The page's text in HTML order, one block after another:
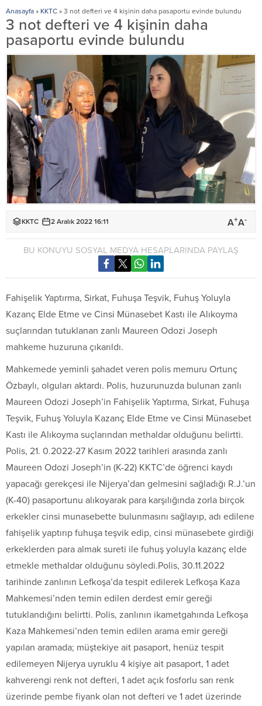
Anasayfa » KKTC » 3 not defteri ve 4 kişinin daha pasaportu evinde bulundu
3 not defteri ve 4 kişinin daha
pasaportu evinde bulundu
KKTC 2 Aralık 2022 16:11 A+A-
BU KONUYU SOSYAL MEDYA HESAPLARINDA PAYLAŞ
Fahişelik Yaptırma, Sirkat, Fuhuşa Teşvik, Fuhuş Yoluyla
Kazanç Elde Etme ve Cinsi Münasebet Kastı ile Alıkoyma
suçlarından tutuklanan zanlı Maureen Odozi Joseph
mahkeme huzuruna çıkarıldı.
Mahkemede yeminli şahadet veren polis memuru Ortunç
Özbaylı, olguları aktardı. Polis, huzurunuzda bulunan zanlı
Maureen Odozi Joseph’in Fahişelik Yaptırma, Sirkat, Fuhuşa
Teşvik, Fuhuş Yoluyla Kazanç Elde Etme ve Cinsi Münasebet
Kastı ile Alıkoyma suçlarından methaldar olduğunu belirtti.
Polis, 21. 0.2022-27 Kasım 2022 tarihleri arasında zanlı
Maureen Odozi Joseph’in (K-22) KKTC’de öğrenci kaydı
yapacağı gerekçesi ile Nijerya’dan gelmesini sağladığı R.J.’un
(K-40) pasaportunu alıkoyarak para karşılığında zorla birçok
erkekler cinsi munasebette bulunmasını sağlayıp, adı edilene
fahişelik yaptırıp fuhuşa teşvik edip, cinsi münasebete girdiği
erkeklerden para almak sureti ile fuhuş yoluyla kazanç elde
etmekle methaldar olduğunu söyledi.Polis, 30.11.2022
tarihinde zanlının Lefkoşa’da tespit edilerek Lefkoşa Kaza
Mahkemesi’nden temin edilen derdest emir gereği
tutuklandığını belirtti. Polis, zanlının ikametgahında Lefkoşa
Kaza Mahkemesi’nden temin edilen arama emir gereği
yapılan aramada; müştekiye ait pasaport, henüz tespit
edilemeyen Nijerya uyruklu 4 kişiye ait pasaport, 1 adet
kahverengi renk not defteri, 1 adet açık fosforlu sarı renk
üzerinde pembe fiyank olan not defteri ve 1 adet üzerinde